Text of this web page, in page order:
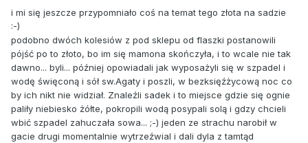
i mi się jeszcze przypomniało coś na temat tego złota na sadzie
:-)
podobno dwóch kolesiów z pod sklepu od flaszki postanowili
pójść po to złoto, bo im się mamona skończyła, i to wcale nie tak
dawno... byli... później opowiadali jak wyposażyli się w szpadel i
wodę święconą i sół sw.Agaty i poszli, w bezksięźżycową noc co
by ich nikt nie widział. Znaleźli sadek i to miejsce gdzie się ognie
paliły niebiesko żółte, pokropili wodą posypali solą i gdzy chcieli
wbić szpadel zahuczała sowa... ;-) jeden ze strachu narobił w
gacie drugi momentalnie wytrzeźwial i dali dyla z tamtąd